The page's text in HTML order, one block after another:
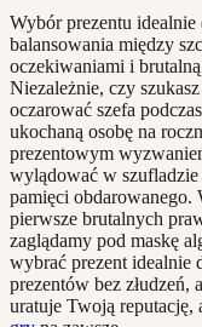
Wybór prezentu
balansowania między
oczekiwaniami i
Niezależnie, czy
oczarować szefa
ukochaną osobę na
prezentowym
wylądować w szufladzie
pamięci obdarowanego.
pierwsze brutalnych
zaglądamy pod maskę
wybrać prezent idealnie
prezentów bez
uratuje Twoją reputację,